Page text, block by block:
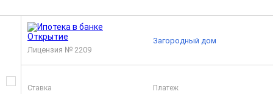
Лицензия № 2209
Ставка Платеж
Загородный дом